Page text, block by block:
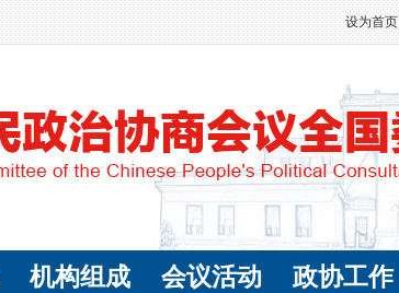
设为首页
机构组成 会议活动 政协工作